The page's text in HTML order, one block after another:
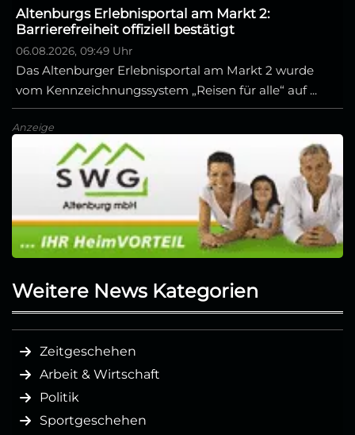
Altenburgs Erlebnisportal am Markt 2:
Barrierefreiheit offiziell bestätigt
06.08.2026, 09:49 Uhr
Das Altenburger Erlebnisportal am Markt 2 wurde
vom Kennzeichnungssystem „Reisen für alle“ auf ...
Anzeige
Weitere News Kategorien
Zeitgeschehen
Arbeit & Wirtschaft
Politik
Sportgeschehen